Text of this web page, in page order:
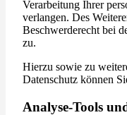
Verarbeitung Ihrer
verlangen. Des
Beschwerderecht bei
zu.
Hierzu sowie zu
Datenschutz können
Analyse-Tools